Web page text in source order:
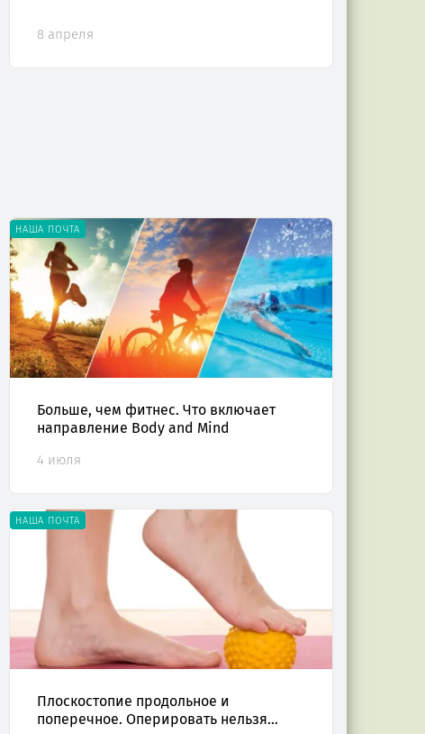
8 апреля
НАША ПОЧТА
Больше, чем фитнес. Что включает
направление Body and Mind
4 июля
НАША ПОЧТА
Плоскостопие продольное и
поперечное. Оперировать нельзя